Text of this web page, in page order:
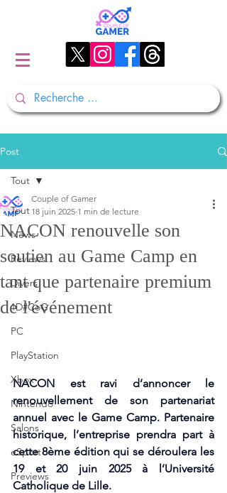
Post
Tout
News
Reviews
Divers
1D#CoG
PC
PlayStation
Xbox
Nintendo
Salons
eSport
Previews
Tout
NACON renouvelle son
soutien au Game Camp en
tant que partenaire premium
de l'événement
Couple of Gamer
18 juin 2025 1 min de lecture
NACON est ravi d’annoncer le
renouvellement de son partenariat
annuel avec le Game Camp. Partenaire
historique, l’entreprise prendra part à
cette 8ème édition qui se déroulera les
19 et 20 juin 2025 à l’Université
Catholique de Lille.